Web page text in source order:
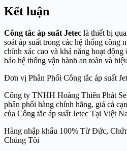
Kết luận
Công tắc áp suất Jetec là thiết bị
soát áp suất trong các hệ thống công
chính xác cao và khả năng hoạt
bảo hệ thống vận hành an toàn và
Đơn vị Phân Phối Công tắc áp suất
Công ty TNHH Hoàng Thiên Phát
phân phối hàng chính hãng, giá cả
của Công tắc áp suất Jetec Tại Việt
Hàng nhập khẩu 100% Từ Đức,
Chúng Tôi